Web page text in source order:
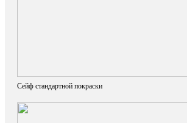
Сейф стандартной покраски